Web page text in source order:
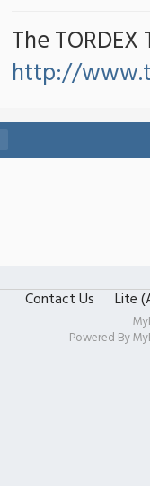
The TORDEX
http://
Contact Us Lite
Powered By